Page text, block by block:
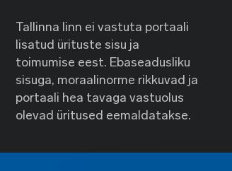
Tallinna linn ei vastuta portaali
lisatud ürituste sisu ja
toimumise eest. Ebaseadusliku
sisuga, moraalinorme rikkuvad ja
portaali hea tavaga vastuolus
olevad üritused eemaldatakse.